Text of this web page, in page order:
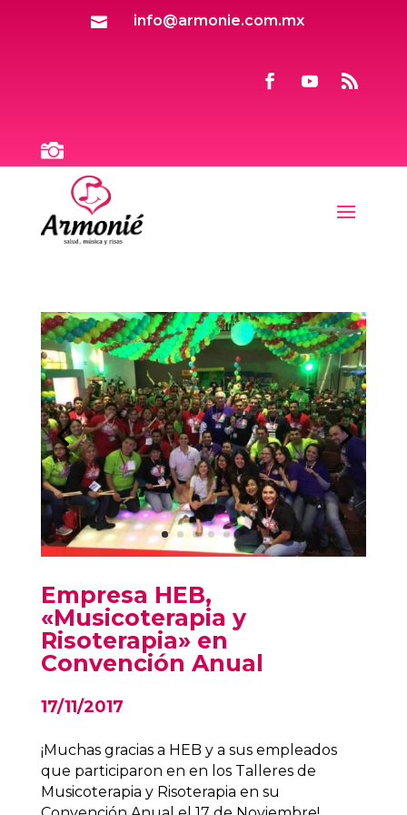
 info@armonie.com.mx

Empresa HEB,
«Musicoterapia y
Risoterapia» en
Convención Anual
17/11/2017
¡Muchas gracias a HEB y a sus empleados
que participaron en en los Talleres de
Musicoterapia y Risoterapia en su